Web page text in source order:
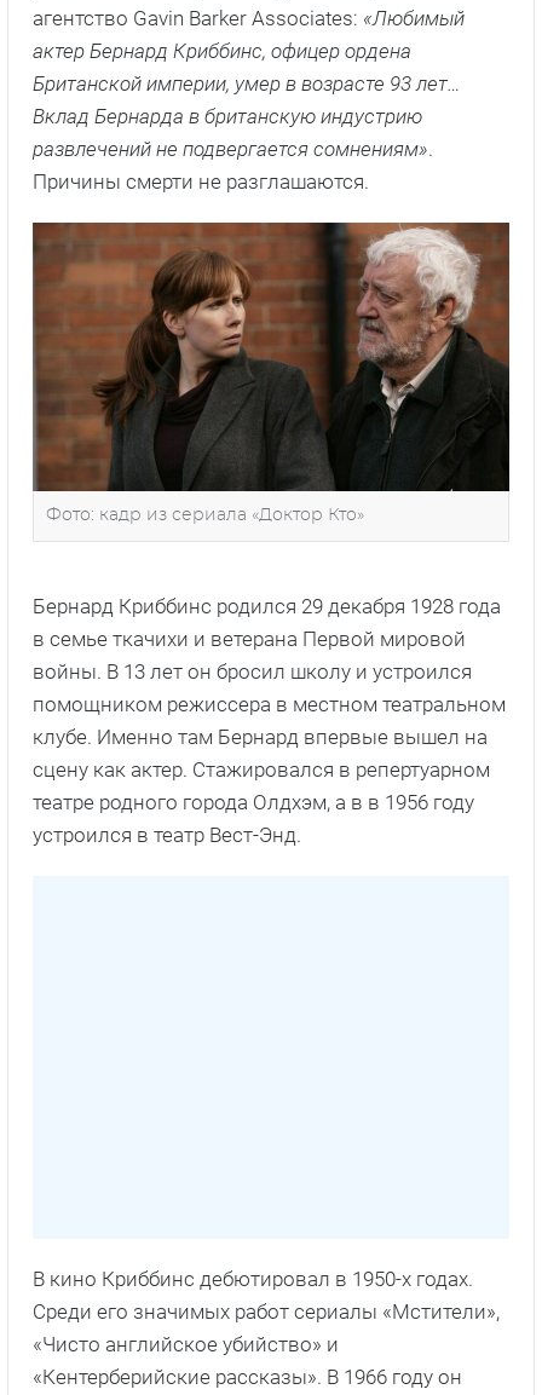
агентство Gavin Barker Associates: «Любимый
актер Бернард Криббинс, офицер ордена
Британской империи, умер в возрасте 93 лет…
Вклад Бернарда в британскую индустрию
развлечений не подвергается сомнениям».
Причины смерти не разглашаются.
Фото: кадр из сериала «Доктор Кто»
Бернард Криббинс родился 29 декабря 1928 года
в семье ткачихи и ветерана Первой мировой
войны. В 13 лет он бросил школу и устроился
помощником режиссера в местном театральном
клубе. Именно там Бернард впервые вышел на
сцену как актер. Стажировался в репертуарном
театре родного города Олдхэм, а в в 1956 году
устроился в театр Вест-Энд.
В кино Криббинс дебютировал в 1950-х годах.
Среди его значимых работ сериалы «Мстители»,
«Чисто английское убийство» и
«Кентерберийские рассказы». В 1966 году он